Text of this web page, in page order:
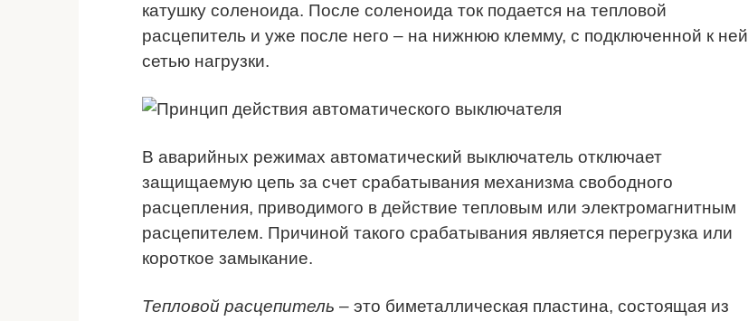
катушку соленоида. После соленоида ток подается на тепловой
расцепитель и уже после него – на нижнюю клемму, с подключенной к ней
сетью нагрузки.
В аварийных режимах автоматический выключатель отключает
защищаемую цепь за счет срабатывания механизма свободного
расцепления, приводимого в действие тепловым или электромагнитным
расцепителем. Причиной такого срабатывания является перегрузка или
короткое замыкание.
Тепловой расцепитель – это биметаллическая пластина, состоящая из